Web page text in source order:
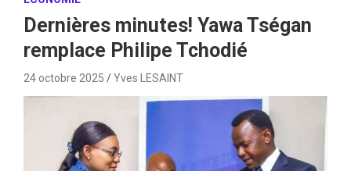
Dernières minutes! Yawa Tségan
remplace Philipe Tchodié
24 octobre 2025 Yves LESAINT